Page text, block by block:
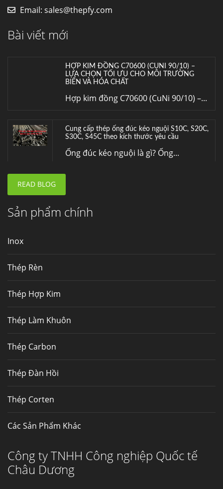
Email: sales@thepfy.com
Bài viết mới
Mua inox ở đâu chất lượng giá tốt? Gọi ngay
Inox (thép không gỉ) là một trong...
HỢP KIM ĐỒNG C70600 (CUNI 90/10) –
LỰA CHỌN TỐI ƯU CHO MÔI TRƯỜNG
BIỂN VÀ HÓA CHẤT
Hợp kim đồng C70600 (CuNi 90/10) –...
Cung cấp thép ống đúc kéo nguội S10C, S20C,
S30C, S45C theo kích thước yêu cầu
Ống đúc kéo nguội là gì? Ống...
Fengyang là một trong những nhà
Thép Fengyang
READ BLOG
Sản phẩm chính
Inox
Thép Rèn
Thép Hợp Kim
Thép Làm Khuôn
Thép Carbon
Thép Đàn Hồi
Thép Corten
Các Sản Phẩm Khác
Công ty TNHH Công nghiệp Quốc tế
Châu Dương